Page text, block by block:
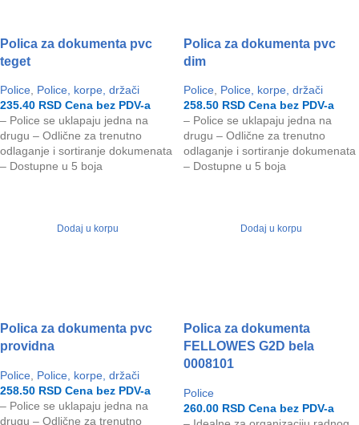
Polica za dokumenta pvc
teget
Police Police, korpe, držači
235.40 RSD Cena bez PDV-a
– Police se uklapaju jedna na
drugu – Odlične za trenutno
odlaganje i sortiranje dokumenata
– Dostupne u 5 boja
Dodaj u korpu
Polica za dokumenta pvc
dim
Police Police, korpe, držači
258.50 RSD Cena bez PDV-a
– Police se uklapaju jedna na
drugu – Odlične za trenutno
odlaganje i sortiranje dokumenata
– Dostupne u 5 boja
Dodaj u korpu
Polica za dokumenta pvc
providna
Police Police, korpe, držači
258.50 RSD Cena bez PDV-a
– Police se uklapaju jedna na
drugu – Odlične za trenutno
Polica za dokumenta
FELLOWES G2D bela
0008101
Police
260.00 RSD Cena bez PDV-a